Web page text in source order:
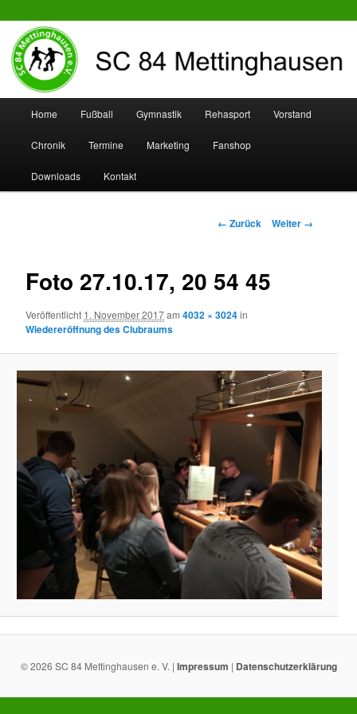
SC 84 Mettinghausen
Zum
Inhalt
wechseln
Zum
sekundären
Inhalt
Home Fußball Gymnastik Rehasport Vorstand
Chronik Termine Marketing Fanshop
Downloads Kontakt
Bilder-
← Zurück Weiter →
Foto 27.10.17, 20 54 45
Veröffentlicht 1. November 2017am4032 × 3024in
Wiedereröffnung des Clubraums
© 2026 SC 84 Mettinghausen e. V. | Impressum | Datenschutzerklärung